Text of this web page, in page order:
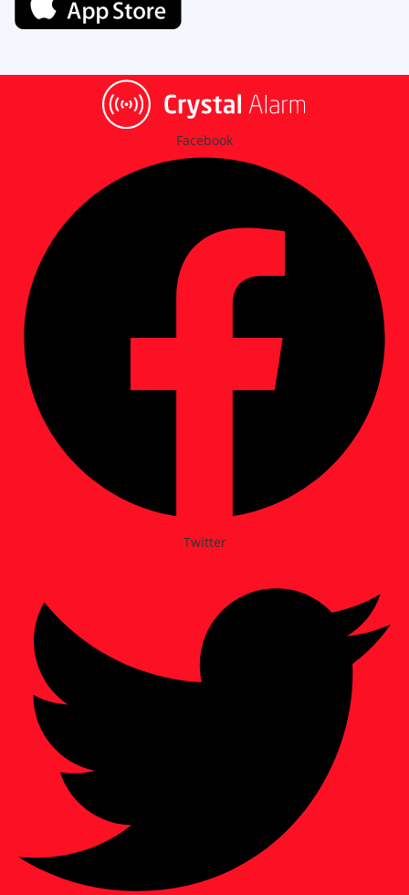
Facebook
Twitter